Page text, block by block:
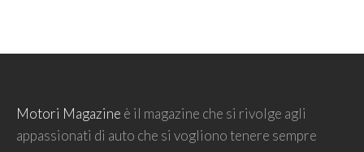
Motori Magazine è il magazine che si rivolge agli
appassionati di auto che si vogliono tenere sempre